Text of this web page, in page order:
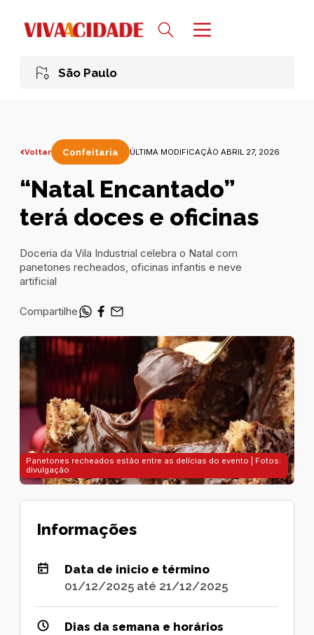
São Paulo
Voltar Confeitaria ÚLTIMA MODIFICAÇÃO ABRIL 27, 2026
“Natal Encantado”
terá doces e oficinas
Doceria da Vila Industrial celebra o Natal com
panetones recheados, oficinas infantis e neve
artificial
Compartilhe
Panetones recheados estão entre as delícias do evento | Fotos:
divulgação
Informações
Data de inicio e término
01/12/2025 até 21/12/2025
Dias da semana e horários